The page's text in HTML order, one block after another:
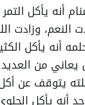
أنه يأكل
النعم، وزادت
أنه يأكل
من
يتوقف عن
أنه يأكل